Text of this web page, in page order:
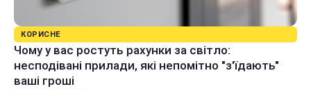
КОРИСНЕ
Чому у вас ростуть рахунки за світло:
несподівані прилади, які непомітно "з'їдають"
ваші гроші